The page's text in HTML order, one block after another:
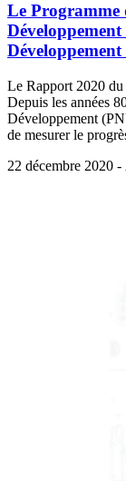
Le Programme
Le Rapport 2020
Depuis les années
Développement
de mesurer le
22 décembre 2020